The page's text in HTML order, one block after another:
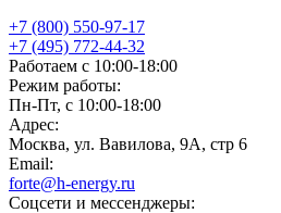
+7 (800) 550-97-17
+7 (495) 772-44-32
Работаем с 10:00-18:00
Режим работы:
Пн-Пт, с 10:00-18:00
Адрес:
Москва, ул. Вавилова, 9А, стр 6
Email:
forte@h-energy.ru
Соцсети и мессенджеры: